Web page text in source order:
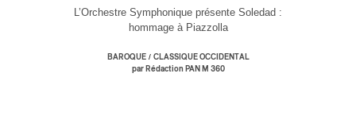
L’Orchestre Symphonique présente Soledad :
hommage à Piazzolla
BAROQUE/ CLASSIQUE OCCIDENTAL
par Rédaction PAN M 360